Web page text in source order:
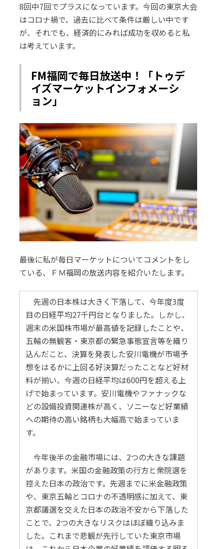
8回中7回でプラスになっています。今回の東京大会
はコロナ禍で、過去に比べて条件は厳しい中です
が、それでも、経済的にみれば成功を収めると私
は考えています。
FM福岡で毎日放送中！「トゥデ
イズマーケットインフォメーシ
ョン」
最後に私が毎日マーケットについてコメントをし
ている、ＦＭ福岡の放送内容を紹介いたします。
先週の日本株は大きく下落して、今年度3度
目の日経平均27千円台となりました。しかし、
週末の米国株市場が最高値を記録したことや、
五輪の無観客・東京都の緊急事態宣言等を織り
込んだこと、決算を発表した安川電機が市場予
想をはるかに上回る好決算だったことなど好材
料が揃い、今週の日経平均は600円を超える上
げで始まっています。安川電機やファナックな
どの設備投資関連株が高く、ソニーなど好業績
への期待の高い銘柄も大幅高で始まっていま
す。
今年後半の金融市場には、2つの大きな課題
があります。米国の金融政策の行方と衆院選を
控えた日本の政治です。先週までに米金融政策
や、東京五輪とコロナの不透明感に加えて、東
京都議選を交えた日本の政治不安から下落した
ことで、2つの大きなリスクはほぼ織り込みま
した。これまで悲観が先行していた東京市場